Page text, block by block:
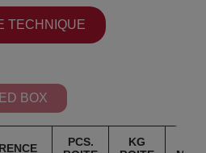
TECHNIQUE
BOX
PCS.
KG